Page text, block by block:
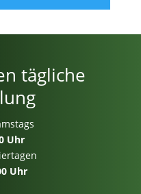
tägliche
Uhr
Uhr